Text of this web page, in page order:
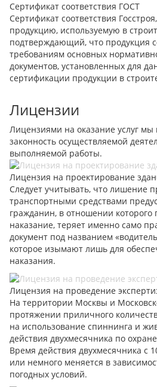
Сертификат соответствия ГОСТ
Сертификат соответствия
продукцию, используемую в
подтверждающий, что продукция
требованиям основных
документов, установленных для
сертификации продукции в
Лицензии
Лицензиями на оказание услуг мы
законность осуществляемой
выполняемой работы.
Лицензия на проектирование
Следует учитывать, что лишение
транспортными средствами
гражданин, в отношении которого
наказание, теряет именно само
документ под названием
которое изымают лишь для
наказания.
Лицензия на проведение
На территории Москвы и
протяжении приличного
на использование спиннинга и
действия двухмесячника по
Время действия двухмесячника с
или немного меняется в
погодных условий.